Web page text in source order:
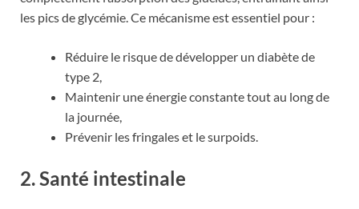
les pics de glycémie. Ce mécanisme est essentiel pour :
Réduire le risque de développer un diabète de
type 2,
Maintenir une énergie constante tout au long de
la journée,
Prévenir les fringales et le surpoids.
2. Santé intestinale